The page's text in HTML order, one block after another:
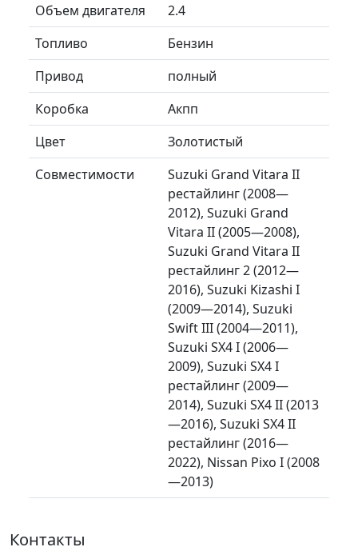
Объем двигателя
2.4
Топливо
Бензин
Привод
полный
Коробка
Акпп
Цвет
Золотистый
Совместимости
Suzuki Grand Vitara II
рестайлинг (2008—
2012), Suzuki Grand
Vitara II (2005—2008),
Suzuki Grand Vitara II
рестайлинг 2 (2012—
2016), Suzuki Kizashi I
(2009—2014), Suzuki
Swift III (2004—2011),
Suzuki SX4 I (2006—
2009), Suzuki SX4 I
рестайлинг (2009—
2014), Suzuki SX4 II (2013
—2016), Suzuki SX4 II
рестайлинг (2016—
2022), Nissan Pixo I (2008
—2013)
Контакты